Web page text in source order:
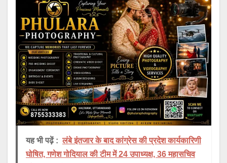
यह भी पढ़ें : लंबे इंतजार के बाद कांग्रेस की प्रदेश कार्यकारिणी
घोषित, गणेश गोदियाल की टीम में 24 उपाध्यक्ष, 36 महासचिव